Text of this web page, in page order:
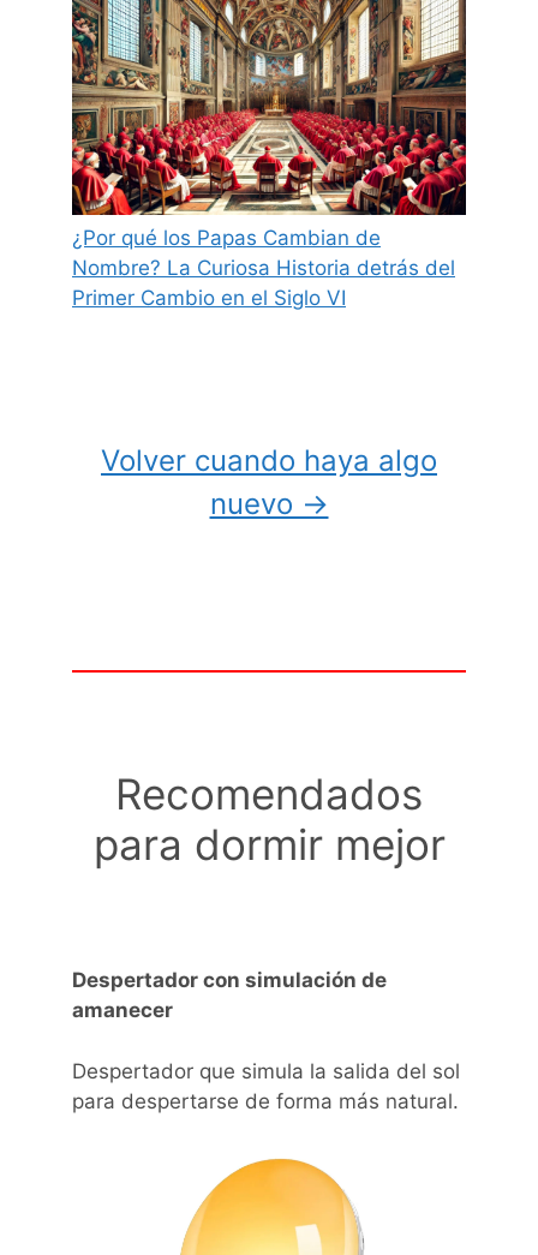
¿Por qué los Papas Cambian de
Nombre? La Curiosa Historia detrás del
Primer Cambio en el Siglo VI
Volver cuando haya algo
nuevo →
Recomendados
para dormir mejor
Despertador con simulación de
amanecer
Despertador que simula la salida del sol
para despertarse de forma más natural.